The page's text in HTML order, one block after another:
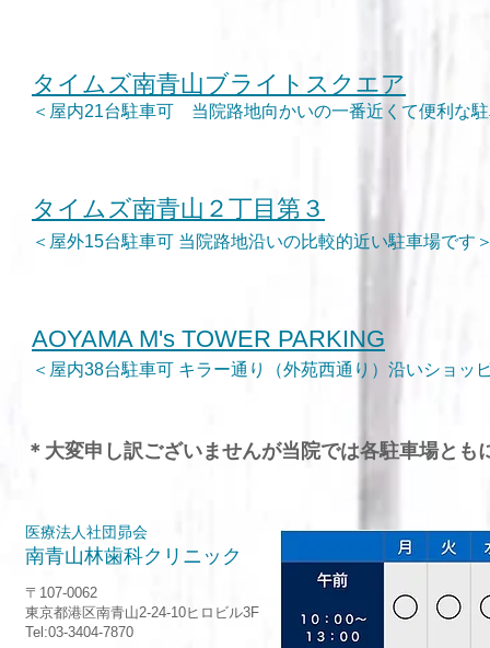
タイムズ南青山ブライトスクエア
＜屋内21台駐車可 当院路地向かいの一番近くて便利な
タイムズ南青山２丁目第３
＜屋外15台駐車可 当院路地沿いの比較的近い駐車場です
AOYAMA M's TOWER PARKING
＜屋内38台駐車可 キラー通り（外苑西通り）沿いショッ
＊大変申し訳ございませんが当院では各駐車場と
医療法人社団昴会
南青山林歯科クリニック
〒107-0062
東京都港区南青山2-24-10ヒロビル3F
Tel:03-3404-7870